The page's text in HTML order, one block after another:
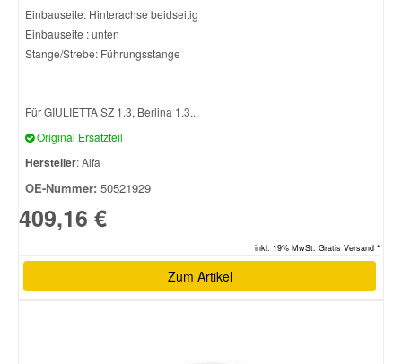
Einbauseite: Hinterachse beidseitig
Einbauseite : unten
Stange/Strebe: Führungsstange
Für GIULIETTA SZ 1.3, Berlina 1.3...
Original Ersatzteil
Hersteller: Alfa
OE-Nummer: 50521929
409,16 €
inkl. 19% MwSt. Gratis Versand *
Zum Artikel